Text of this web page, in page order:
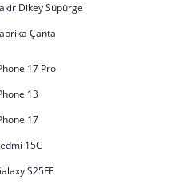
Dikey Süpürge
Çanta
17 Pro
13
17
15C
S25FE